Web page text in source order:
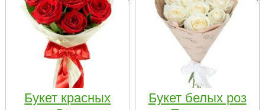
Букет красных
Букет белых роз